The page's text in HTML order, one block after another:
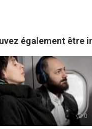
également être
0